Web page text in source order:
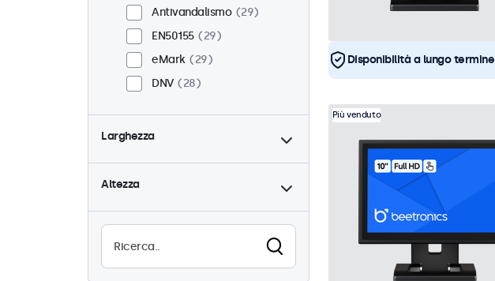
Antivandalismo
29
EN50155
29
eMark
29
DNV
28
Larghezza
Altezza
Disponibilità a lungo termine
Più venduto